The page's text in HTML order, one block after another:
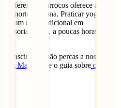
diferente, Marrocos oferece a
norte-africana. Praticar yoga nas
ou num riad
tradicional em
única, a poucas horas de
fascinante, não percas a nossa lista
em Marrocos e o guia sobre o que